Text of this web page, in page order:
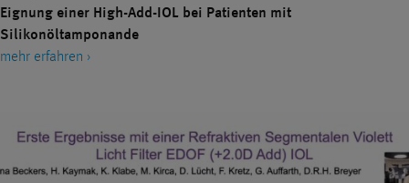
Eignung einer High-Add-IOL bei Patienten mit
Silikonöltamponande
mehr erfahren ›